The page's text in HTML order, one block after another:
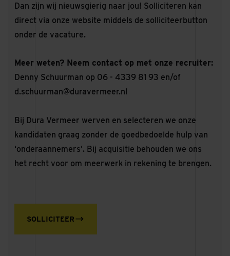
Dan zijn wij nieuwsgierig naar jou! Solliciteren kan
direct via onze website middels de solliciteerbutton
onder de vacature.
Meer weten? Neem contact op met onze recruiter:
Denny Schuurman op 06 - 4339 81 93 en/of
d.schuurman@duravermeer.nl
Bij Dura Vermeer werven en selecteren we onze
kandidaten graag zonder de goedbedoelde hulp van
‘onderaannemers’. Bij acquisitie behouden we ons
het recht voor om meerwerk in rekening te brengen.
SOLLICITEER